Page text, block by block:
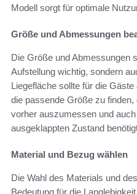
Modell sorgt für optimale
Größe und Abmessungen
Die Größe und Abmessungen
Aufstellung wichtig, sondern
Liegefläche sollte für die
die passende Größe zu
vorher auszumessen und
ausgeklappten Zustand
Material und Bezug wählen
Die Wahl des Materials und
Bedeutung für die